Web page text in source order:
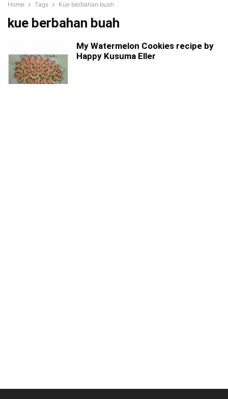
Home Tags Kue berbahan buah
kue berbahan buah
My Watermelon Cookies recipe by
Happy Kusuma Eller